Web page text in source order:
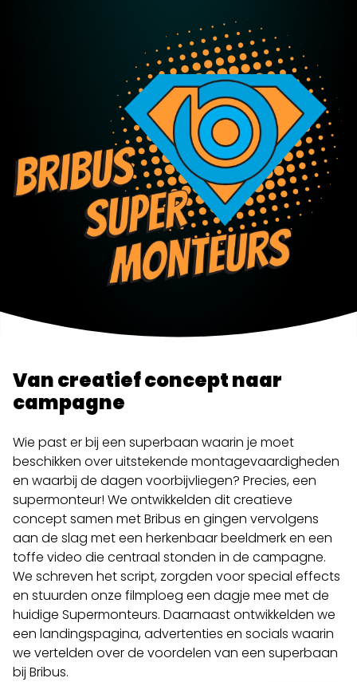
Van creatief concept naar
campagne
Wie past er bij een superbaan waarin je moet
beschikken over uitstekende montagevaardigheden
en waarbij de dagen voorbijvliegen? Precies, een
supermonteur! We ontwikkelden dit creatieve
concept samen met Bribus en gingen vervolgens
aan de slag met een herkenbaar beeldmerk en een
toffe video die centraal stonden in de campagne.
We schreven het script, zorgden voor special effects
en stuurden onze filmploeg een dagje mee met de
huidige Supermonteurs. Daarnaast ontwikkelden we
een landingspagina, advertenties en socials waarin
we vertelden over de voordelen van een superbaan
bij Bribus.